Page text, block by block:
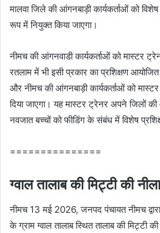
मालवा जिले की आंगनबाड़ी कार्यकर्ताओं को
रूप में नियुक्त किया जाएगा।
नीमच की आंगनवाडी कार्यकर्ताओं को मास्‍टर
रतलाम में भी इसी प्रकार का प्रशिक्षण
और नीमच की आंगनबाड़ी कार्यकर्ताओं को
दिया जाएगा। यह मास्टर ट्रेनर अपने जिलों की
नवजात बच्चों को फीडिंग के संबंध में विशेष
===============
ग्‍वाल तालाब की मिट्टी की
नीमच 13 मई 2026, जनपद पंचायत नीमच द्वारा
के ग्राम ग्‍वाल तालाब स्थित तालाब की मिट्टी